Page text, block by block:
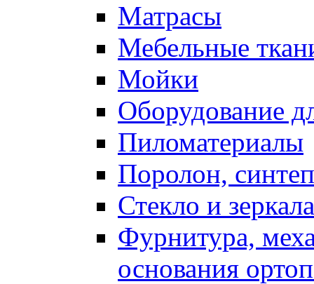
Матрасы
Мебельные
Мойки
Оборудование
Пиломатериалы
Поролон,
Стекло и зеркала
Фурнитура,
основания